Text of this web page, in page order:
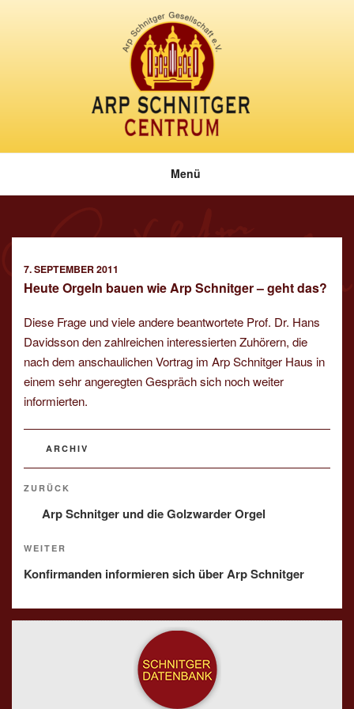
Menü
VERÖFFENTLICHT
AM
7. SEPTEMBER 2011
Heute Orgeln bauen wie Arp Schnitger – geht das?
Diese Frage und viele andere beantwortete Prof. Dr. Hans
Davidsson den zahlreichen interessierten Zuhörern, die
nach dem anschaulichen Vortrag im Arp Schnitger Haus in
einem sehr angeregten Gespräch sich noch weiter
informierten.
KATEGORIEN
ARCHIV
Vorheriger
Beitrag
ZURÜCK
Arp Schnitger und die Golzwarder Orgel
Nächster
Beitrag
WEITER
Konfirmanden informieren sich über Arp Schnitger